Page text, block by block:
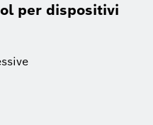
per dispositivi